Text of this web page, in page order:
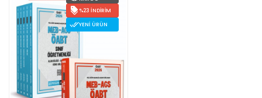
%23 İNDIRIM
YENI ÜRÜN